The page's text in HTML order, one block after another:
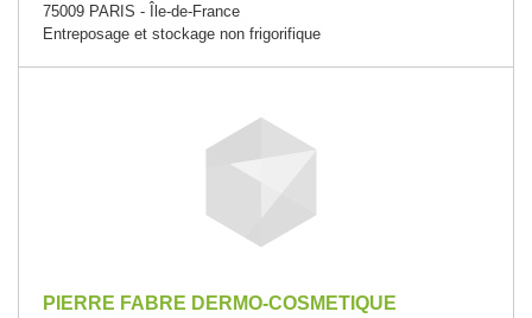
75009 PARIS - Île-de-France
Entreposage et stockage non frigorifique
PIERRE FABRE DERMO-COSMETIQUE